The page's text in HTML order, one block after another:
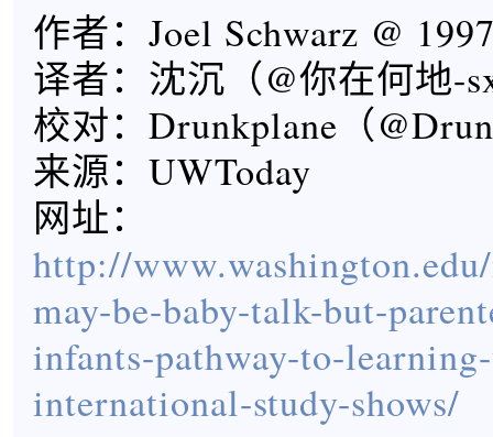
作者：Joel Schwarz @
译者：沈沉（@你在何地-
校对：Drunkplane（
来源：UWToday
网址：
http://
may-be-baby-talk-but-
infants-pathway-to-
international-study-shows/